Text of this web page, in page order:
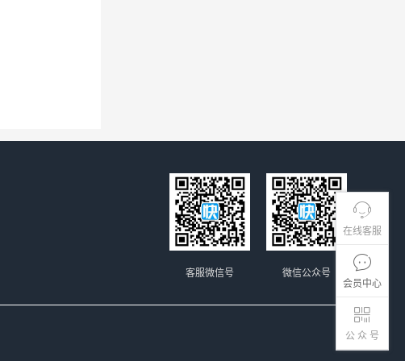
在线客服
会员中心
公 众 号
微信公众号
客服微信号